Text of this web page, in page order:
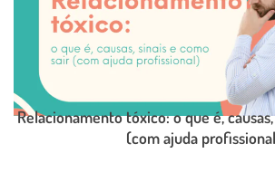
Relacionamento tóxico: o que é,
(com ajuda